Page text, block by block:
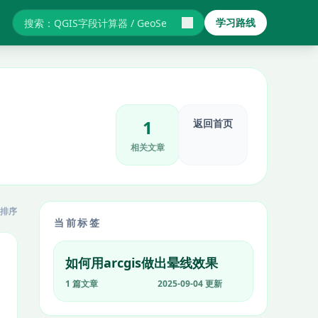
搜索GIS教程与报错 学习路线
1
相关文章
返回首页
序
当前标签
如何用arcgis做出晕线效果
1 篇文章 2025-09-04 更新